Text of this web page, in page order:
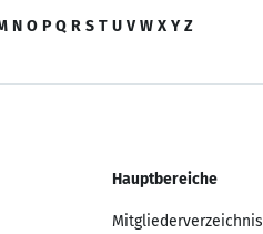
N O P Q R S T U V W X Y Z
Hauptbereiche
Mitgliederverzeichnis